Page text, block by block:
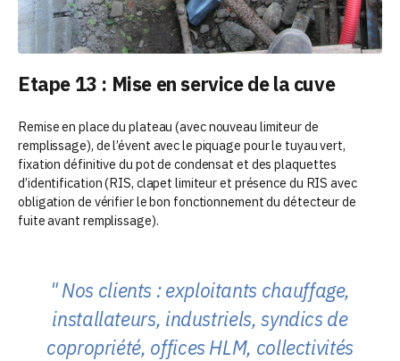
Etape 13 : Mise en service de la cuve
Remise en place du plateau (avec nouveau limiteur de
remplissage), de l’évent avec le piquage pour le tuyau vert,
fixation définitive du pot de condensat et des plaquettes
d’identification (RIS, clapet limiteur et présence du RIS avec
obligation de vérifier le bon fonctionnement du détecteur de
fuite avant remplissage).
Nos clients : exploitants chauffage,
installateurs, industriels, syndics de
copropriété, offices HLM, collectivités